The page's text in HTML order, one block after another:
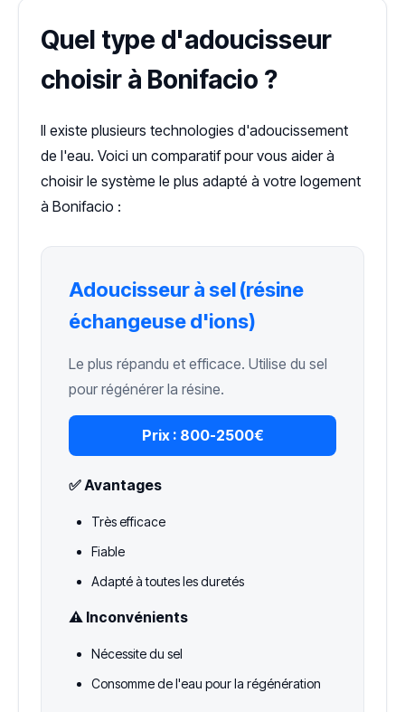
Quel type d'adoucisseur
choisir à Bonifacio ?
Il existe plusieurs technologies d'adoucissement
de l'eau. Voici un comparatif pour vous aider à
choisir le système le plus adapté à votre logement
à Bonifacio :
Adoucisseur à sel (résine
échangeuse d'ions)
Le plus répandu et efficace. Utilise du sel
pour régénérer la résine.
Prix : 800-2500€
✅ Avantages
Très efficace
Fiable
Adapté à toutes les duretés
⚠️ Inconvénients
Nécessite du sel
Consomme de l'eau pour la régénération